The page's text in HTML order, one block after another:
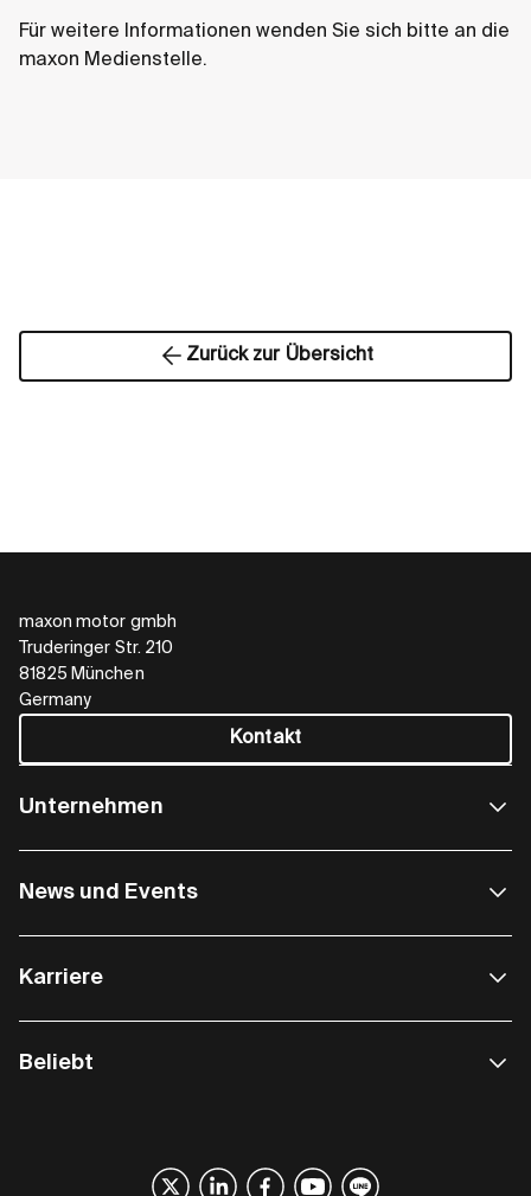
Für weitere Informationen wenden Sie sich bitte an die
maxon Medienstelle.
Zurück zur Übersicht
maxon motor gmbh
Truderinger Str. 210
81825 München
Germany
Kontakt
Unternehmen
News und Events
Karriere
Beliebt